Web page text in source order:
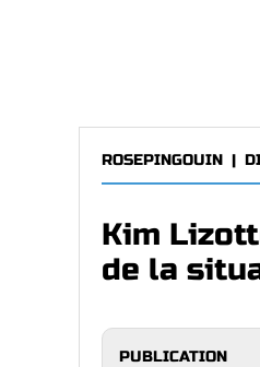
ROSEPINGOUIN |
Kim
de la
PUBLICATION